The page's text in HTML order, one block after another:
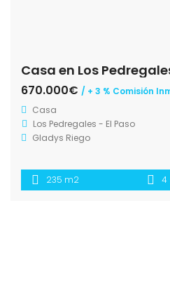
Casa en Los
670.000€ / + 3 % Comisión
Casa
Los Pedregales - El Paso
Gladys Riego
235 m2 4